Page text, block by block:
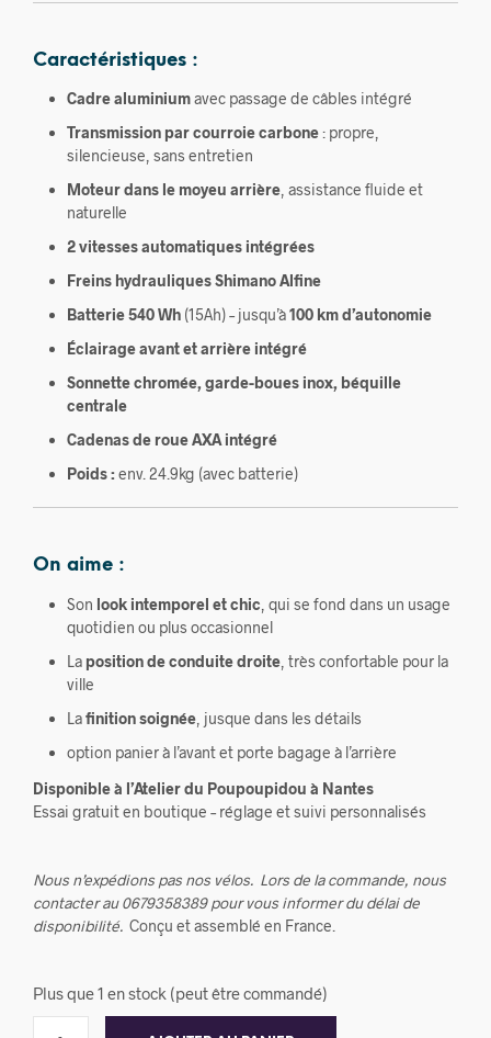
Caractéristiques :
Cadre aluminiumavec passage de câbles intégré
Transmission par courroie carbone: propre,
silencieuse, sans entretien
Moteur dans le moyeu arrière, assistance fluide et
naturelle
2 vitesses automatiques intégrées
Freins hydrauliques Shimano Alfine
Batterie 540 Wh(15Ah) – jusqu’à100 km d’autonomie
Éclairage avant et arrière intégré
Sonnette chromée, garde-boues inox, béquille
centrale
Cadenas de roue AXA intégré
Poids :env. 24.9kg (avec batterie)
On aime :
Son look intemporel et chic , qui se fond dans un usage
quotidien ou plus occasionnel
La position de conduite droite, très confortable pour la
ville
Lafinition soignée, jusque dans les détails
option panier à l’avant et porte bagage à l’arrière
Disponible à l’Atelier du Poupoupidou à Nantes
Essai gratuit en boutique – réglage et suivi personnalisés
Nous n’expédions pas nos vélos. Lors de la commande, nous
contacter au 0679358389 pour vous informer du délai de
disponibilité. Conçu et assemblé en France.
Plus que 1 en stock (peut être commandé)